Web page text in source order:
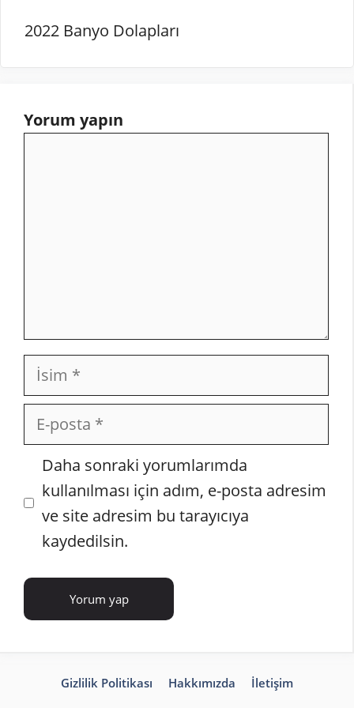
2022 Banyo Dolapları
Yorum yapın
İsim
posta
İnternet
sitesi
Daha sonraki yorumlarımda
kullanılması için adım, e-posta adresim
ve site adresim bu tarayıcıya
kaydedilsin.
Gizlilik Politikası Hakkımızda
İletişim